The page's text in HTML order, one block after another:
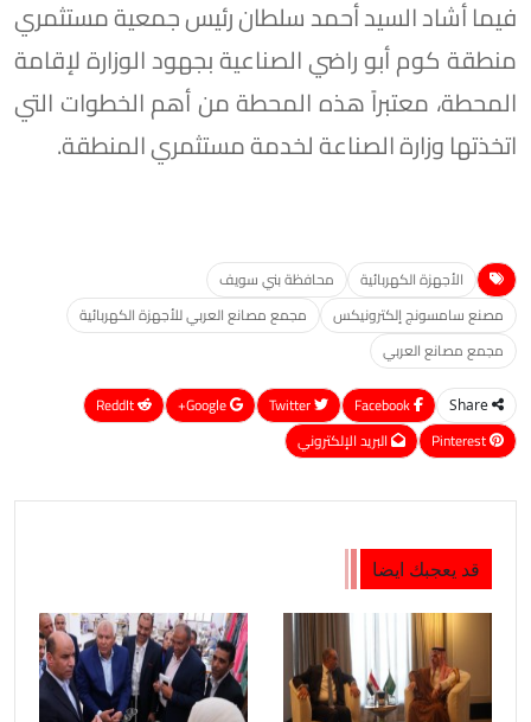
فيما أشاد السيد أحمد سلطان رئيس جمعية مستثمري
منطقة كوم أبو راضي الصناعية بجهود الوزارة لإقامة
المحطة، معتبراً هذه المحطة من أهم الخطوات التي
اتخذتها وزارة الصناعة لخدمة مستثمري المنطقة.
الأجهزة الكهربائية
محافظة بني سويف
مصنع سامسونج إلكترونيكس
مجمع مصانع العربي للأجهزة الكهربائية
مجمع مصانع العربي
Share
Google+
ReddIt
Pinterest
البريد الإلكتروني
قد يعجبك ايضا